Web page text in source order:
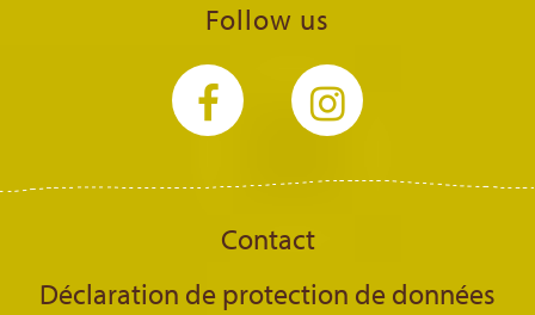
Follow us
Contact
Déclaration de protection de données